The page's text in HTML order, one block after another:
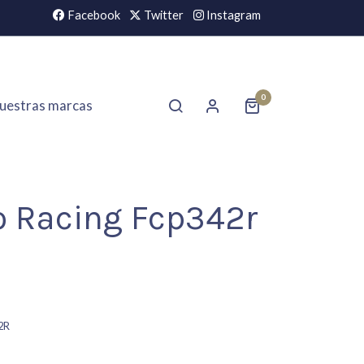
Facebook Twitter Instagram
marcas 0
Racing Fcp342r